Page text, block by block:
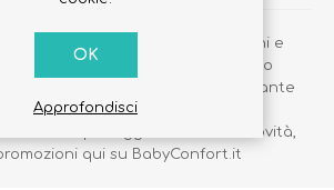
potrai effettuare gli ordini e
direttamente a casa, vedere lo
seguire le tue spedizioni e tante
altre informazioni.
sempre aggiornato sulle novità,
qui su BabyConfort.it
OK
Approfondisci